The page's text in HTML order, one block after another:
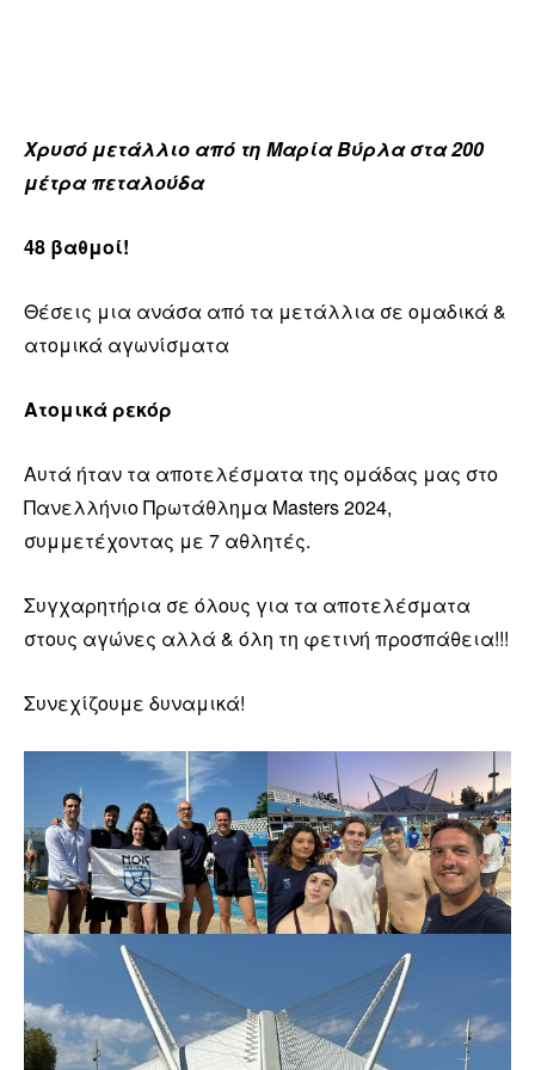
Χρυσό μετάλλιο από τη Μαρία Βύρλα στα 200
μέτρα πεταλούδα
48 βαθμοί!
Θέσεις μια ανάσα από τα μετάλλια σε ομαδικά &
ατομικά αγωνίσματα
Ατομικά ρεκόρ
Αυτά ήταν τα αποτελέσματα της ομάδας μας στο
Πανελλήνιο Πρωτάθλημα Masters 2024,
συμμετέχοντας με 7 αθλητές.
Συγχαρητήρια σε όλους για τα αποτελέσματα
στους αγώνες αλλά & όλη τη φετινή προσπάθεια!!!
Συνεχίζουμε δυναμικά!